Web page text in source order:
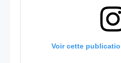
Voir cette